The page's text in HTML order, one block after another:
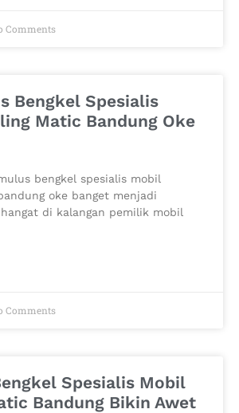
Comments
Bengkel Spesialis
Matic Bandung Oke
bengkel spesialis mobil
oke banget menjadi
di kalangan pemilik mobil
Comments
Spesialis Mobil
Bandung Bikin Awet